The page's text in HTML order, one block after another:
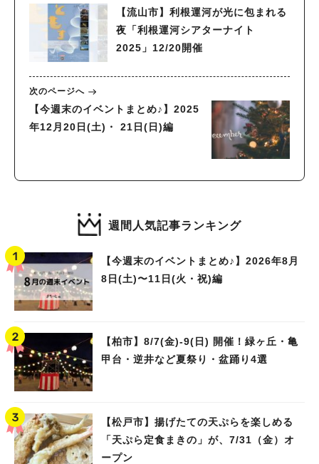
【流山市】利根運河が光に包まれる
夜「利根運河シアターナイト
2025」12/20開催
次のページへ
【今週末のイベントまとめ♪】2025
年12月20日(土)・ 21日(日)編
週間人気記事ランキング
【今週末のイベントまとめ♪】2026年8月
8日(土)〜11日(火・祝)編
【柏市】8/7(金)‐9(日) 開催！緑ヶ丘・亀
甲台・逆井など夏祭り・盆踊り4選
【松戸市】揚げたての天ぷらを楽しめる
「天ぷら定食まきの」が、7/31（金）オ
ープン